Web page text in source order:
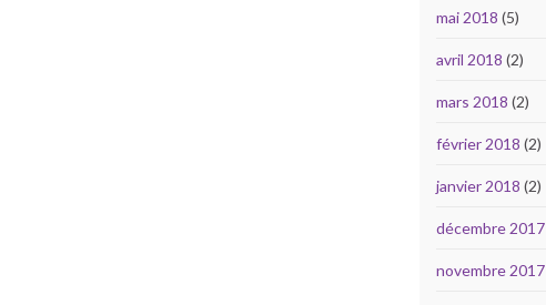
mai 2018 (5)
avril 2018 (2)
mars 2018 (2)
février 2018 (2)
janvier 2018 (2)
décembre 2017
novembre 2017